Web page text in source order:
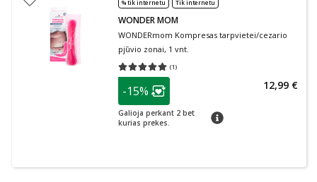
% tik internetu Tik internetu
WONDER MOM
WONDERmom Kompresas tarpvietei/cezario
pjūvio zonai, 1 vnt.
(1)
Vidutinis įvertinimas 5.00
patarimas
Lojalumo klubo narių nuolaida
-15%
Galioja perkant 2 bet
kurias prekes.
patarimas
12,99 €